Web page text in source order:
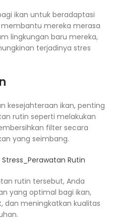
ikan untuk beradaptasi
mereka merasa
lingkungan baru mereka,
terjadinya stres
kesejahteraan ikan, penting
rutin seperti melakukan
filter secara
yang seimbang.
rutin tersebut, Anda
yang optimal bagi ikan,
dan meningkatkan kualitas